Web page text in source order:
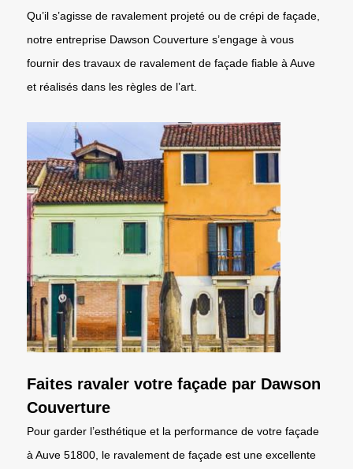
Qu’il s’agisse de ravalement projeté ou de crépi de façade,
notre entreprise Dawson Couverture s’engage à vous
fournir des travaux de ravalement de façade fiable à Auve
et réalisés dans les règles de l’art.
Faites ravaler votre façade par Dawson
Couverture
Pour garder l’esthétique et la performance de votre façade
à Auve 51800, le ravalement de façade est une excellente